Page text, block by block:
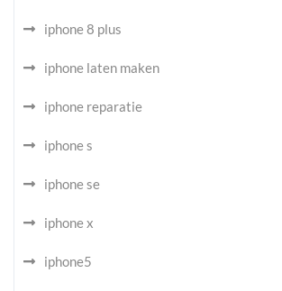
iphone 8 plus
iphone laten maken
iphone reparatie
iphone s
iphone se
iphone x
iphone5